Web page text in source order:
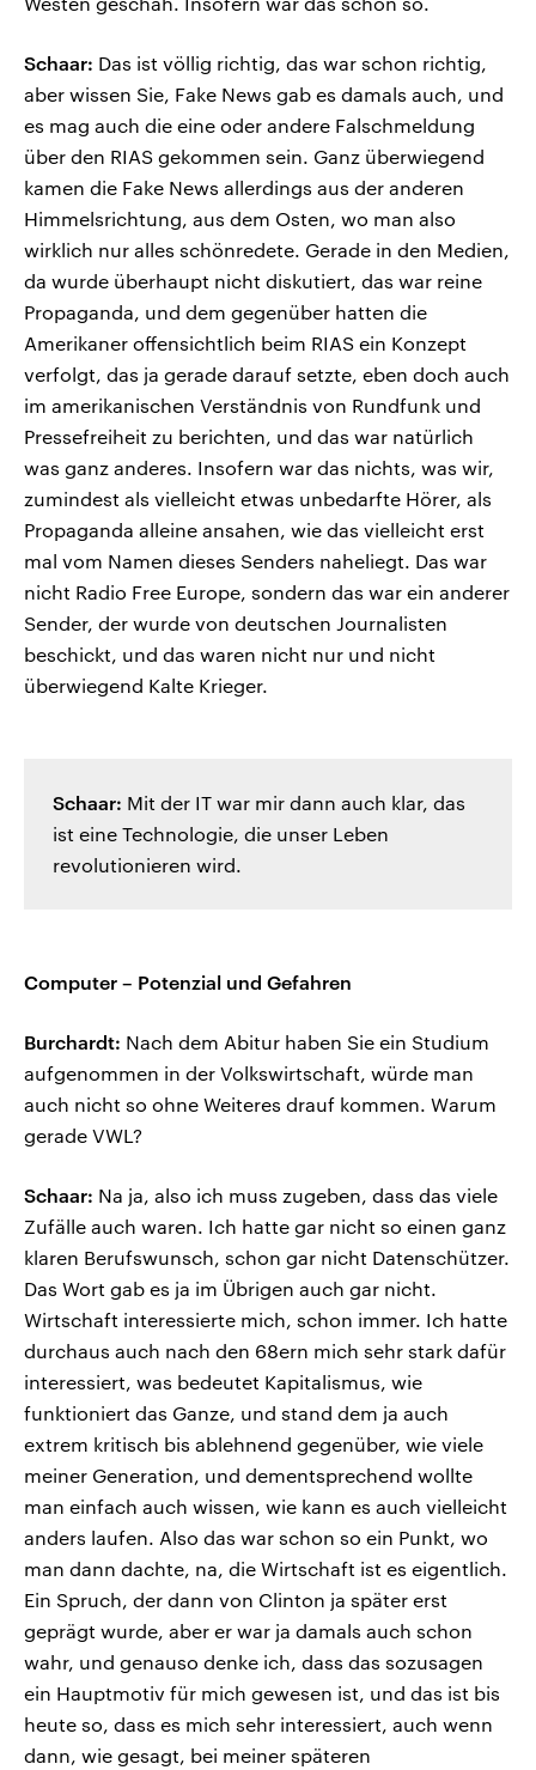
Schaar: Das ist völlig richtig, das war schon richtig,
aber wissen Sie, Fake News gab es damals auch, und
es mag auch die eine oder andere Falschmeldung
über den RIAS gekommen sein. Ganz überwiegend
kamen die Fake News allerdings aus der anderen
Himmelsrichtung, aus dem Osten, wo man also
wirklich nur alles schönredete. Gerade in den Medien,
da wurde überhaupt nicht diskutiert, das war reine
Propaganda, und dem gegenüber hatten die
Amerikaner offensichtlich beim RIAS ein Konzept
verfolgt, das ja gerade darauf setzte, eben doch auch
im amerikanischen Verständnis von Rundfunk und
Pressefreiheit zu berichten, und das war natürlich
was ganz anderes. Insofern war das nichts, was wir,
zumindest als vielleicht etwas unbedarfte Hörer, als
Propaganda alleine ansahen, wie das vielleicht erst
mal vom Namen dieses Senders naheliegt. Das war
nicht Radio Free Europe, sondern das war ein anderer
Sender, der wurde von deutschen Journalisten
beschickt, und das waren nicht nur und nicht
überwiegend Kalte Krieger.
Schaar: Mit der IT war mir dann auch klar, das
ist eine Technologie, die unser Leben
revolutionieren wird.
Computer – Potenzial und Gefahren
Burchardt: Nach dem Abitur haben Sie ein Studium
aufgenommen in der Volkswirtschaft, würde man
auch nicht so ohne Weiteres drauf kommen. Warum
gerade VWL?
Schaar: Na ja, also ich muss zugeben, dass das viele
Zufälle auch waren. Ich hatte gar nicht so einen ganz
klaren Berufswunsch, schon gar nicht Datenschützer.
Das Wort gab es ja im Übrigen auch gar nicht.
Wirtschaft interessierte mich, schon immer. Ich hatte
durchaus auch nach den 68ern mich sehr stark dafür
interessiert, was bedeutet Kapitalismus, wie
funktioniert das Ganze, und stand dem ja auch
extrem kritisch bis ablehnend gegenüber, wie viele
meiner Generation, und dementsprechend wollte
man einfach auch wissen, wie kann es auch vielleicht
anders laufen. Also das war schon so ein Punkt, wo
man dann dachte, na, die Wirtschaft ist es eigentlich.
Ein Spruch, der dann von Clinton ja später erst
geprägt wurde, aber er war ja damals auch schon
wahr, und genauso denke ich, dass das sozusagen
ein Hauptmotiv für mich gewesen ist, und das ist bis
heute so, dass es mich sehr interessiert, auch wenn
dann, wie gesagt, bei meiner späteren